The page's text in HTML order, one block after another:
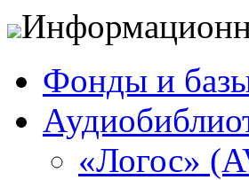
Фонды и
«Логос»